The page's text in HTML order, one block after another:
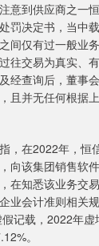
到供应商之一
罚决定书，当中
间仅有过一般业
往交易为真实、
经查询后，董事
且并无任何根据
在2022年，恒
向该集团销售软
在知悉该业务交
业会计准则相关
记载，2022年虚
。